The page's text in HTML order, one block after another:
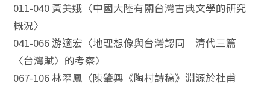
011-040 黃美娥〈中國大陸有關台灣古典文學的研究
概況〉
041-066 游適宏〈地理想像與台灣認同─清代三篇
〈台灣賦〉的考察〉
067-106 林翠鳳〈陳肇興《陶村詩稿》淵源於杜甫